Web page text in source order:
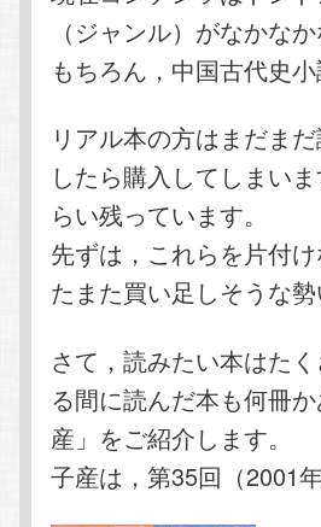
（ジャンル）がなかな
もちろん，中国古代史小
リアル本の方はまだま
したら購入してしまい
らい残っています。
先ずは，これらを片付
たまた買い足しそうな勢
さて，読みたい本はた
る間に読んだ本も何冊
産」をご紹介します。
子産は，第35回（2001